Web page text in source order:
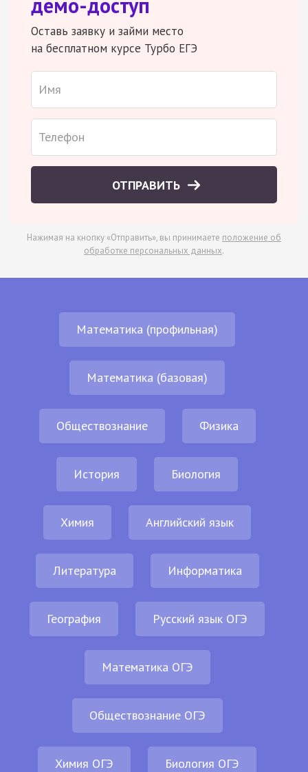
Оставь заявку и займи место
на бесплатном курсе Турбо ЕГЭ
ОТПРАВИТЬ
Нажимая на кнопку «Отправить», вы принимаете положение об
обработке персональных данных.
Математика (профильная)
Математика (базовая)
Обществознание Физика
История Биология
Химия Английский язык
Литература Информатика
География Русский язык ОГЭ
Математика ОГЭ
Обществознание ОГЭ
Химия ОГЭ Биология ОГЭ